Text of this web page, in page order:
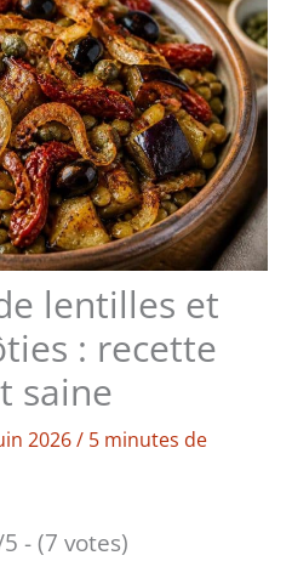
lentilles et
: recette
saine
2026/ 5 minutes de
- (7 votes)